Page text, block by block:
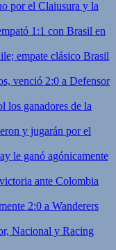
por el Claiusura y la
1:1 con Brasil en
empate clásico Brasil
venció 2:0 a Defensor
los ganadores de la
y jugarán por el
le ganó agónicamente
ante Colombia
2:0 a Wanderers
Nacional y Racing